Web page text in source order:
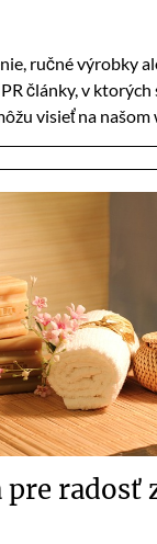
ručné výrobky
články, v
visieť na našom
radosť